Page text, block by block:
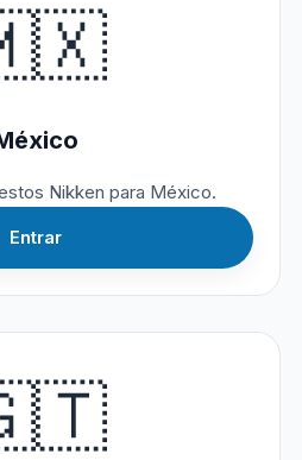
Nikken para México.
Entrar